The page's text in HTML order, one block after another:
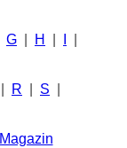
G H
R S
Magazin